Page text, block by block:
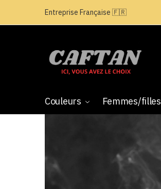
Entreprise Française 🇫🇷
Couleurs Femmes/filles